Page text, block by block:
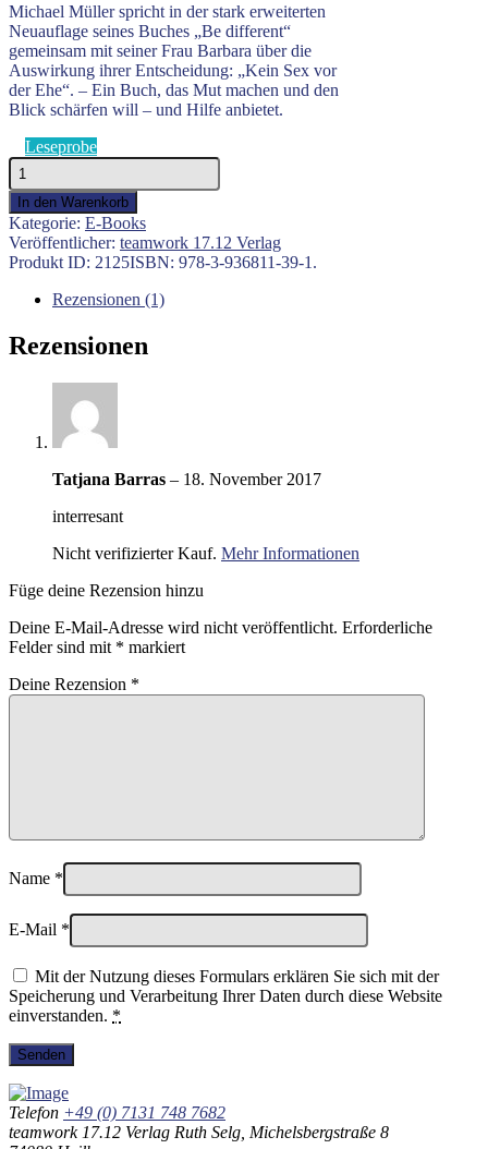
Michael Müller spricht in der stark erweiterten
Neuauflage seines Buches „Be different“
gemeinsam mit seiner Frau Barbara über die
Auswirkung ihrer Entscheidung: „Kein Sex vor
der Ehe“. – Ein Buch, das Mut machen und den
Blick schärfen will – und Hilfe anbietet.
Leseprobe
Einfach
anders,
wozu
die
Liebe
fähig
Menge
In den Warenkorb
Kategorie: E-Books
Veröffentlicher: teamwork 17.12 Verlag
Produkt ID: 2125ISBN: 978-3-936811-39-1 .
Rezensionen (1)
Rezensionen
Tatjana Barras – 18. November 2017
interresant
Nicht verifizierter Kauf. Mehr Informationen
Füge deine Rezension hinzu
Deine E-Mail-Adresse wird nicht veröffentlicht. Erforderliche
Felder sind mit * markiert
Deine Rezension *
Name *
E-Mail *
Mit der Nutzung dieses Formulars erklären Sie sich mit der
Speicherung und Verarbeitung Ihrer Daten durch diese Website
einverstanden. *
Telefon +49 (0) 7131 748 7682
teamwork 17.12 Verlag Ruth Selg, Michelsbergstraße 8